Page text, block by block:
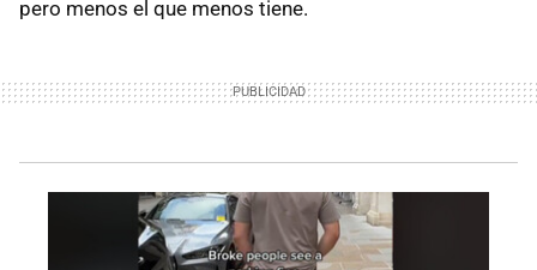
pero menos el que menos tiene.